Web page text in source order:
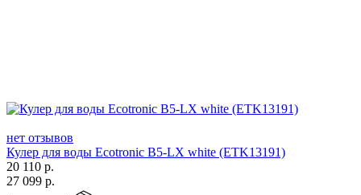
нет отзывов
Кулер для воды Ecotronic B5-LX white (ETK13191)
20 110 р.
27 099 р.